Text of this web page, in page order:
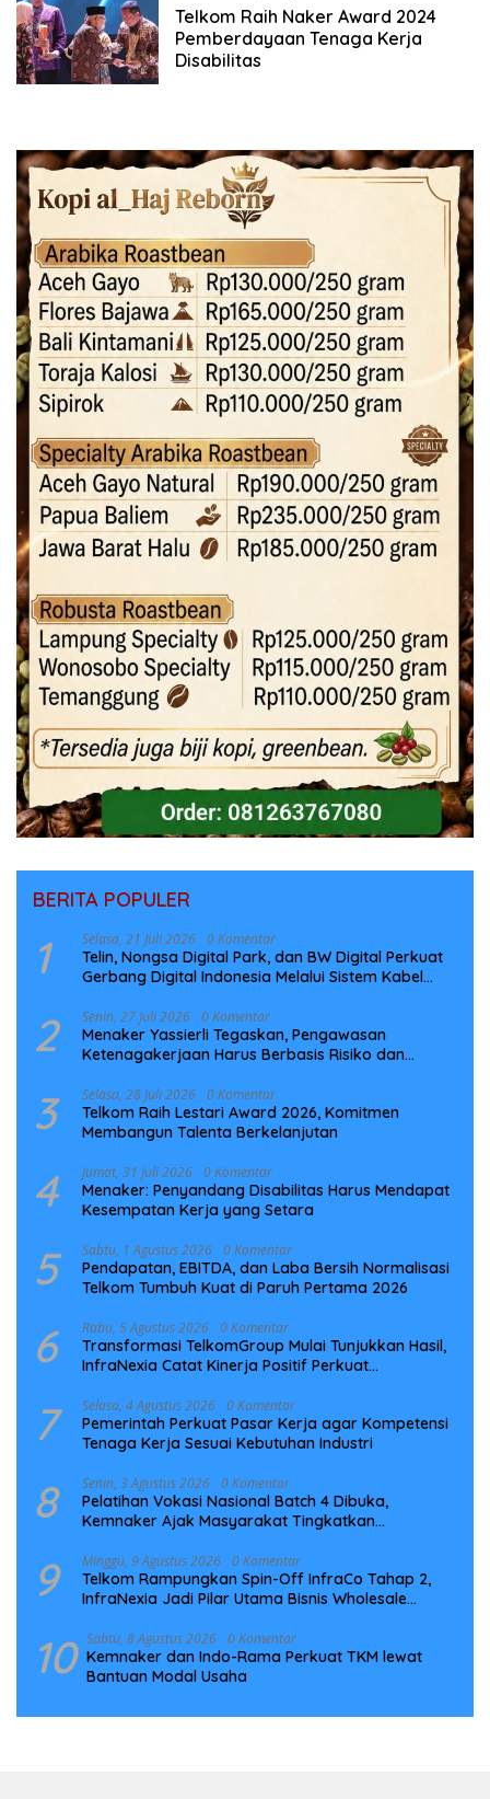
Telkom Raih Naker Award 2024
Pemberdayaan Tenaga Kerja
Disabilitas
BERITA POPULER
1 Selasa, 21 Juli 2026 0 Komentar
Telin, Nongsa Digital Park, dan BW Digital Perkuat
Gerbang Digital Indonesia Melalui Sistem Kabel
2 Senin, 27 Juli 2026 0 Komentar
Menaker Yassierli Tegaskan, Pengawasan
Ketenagakerjaan Harus Berbasis Risiko dan
3 Selasa, 28 Juli 2026 0 Komentar
Telkom Raih Lestari Award 2026, Komitmen
Membangun Talenta Berkelanjutan
4 Jumat, 31 Juli 2026 0 Komentar
Menaker: Penyandang Disabilitas Harus Mendapat
Kesempatan Kerja yang Setara
5 Sabtu, 1 Agustus 2026 0 Komentar
Pendapatan, EBITDA, dan Laba Bersih Normalisasi
Telkom Tumbuh Kuat di Paruh Pertama 2026
6 Rabu, 5 Agustus 2026 0 Komentar
Transformasi TelkomGroup Mulai Tunjukkan Hasil,
InfraNexia Catat Kinerja Positif Perkuat
7 Selasa, 4 Agustus 2026 0 Komentar
Pemerintah Perkuat Pasar Kerja agar Kompetensi
Tenaga Kerja Sesuai Kebutuhan Industri
8 Senin, 3 Agustus 2026 0 Komentar
Pelatihan Vokasi Nasional Batch 4 Dibuka,
Kemnaker Ajak Masyarakat Tingkatkan
9 Minggu, 9 Agustus 2026 0 Komentar
Telkom Rampungkan Spin-Off InfraCo Tahap 2,
InfraNexia Jadi Pilar Utama Bisnis Wholesale
10 Sabtu, 8 Agustus 2026 0 Komentar
Kemnaker dan Indo-Rama Perkuat TKM lewat
Bantuan Modal Usaha